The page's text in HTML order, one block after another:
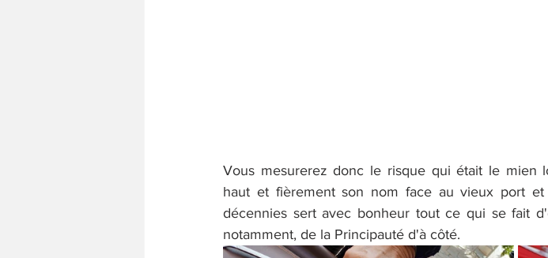
Vous mesurerez donc le risque qui était le mien
haut et fièrement son nom face au vieux port
décennies sert avec bonheur tout ce qui se fait
notamment, de la Principauté d'à côté.